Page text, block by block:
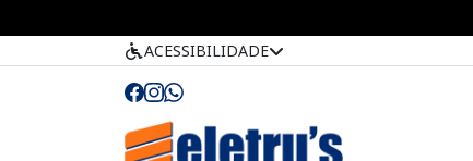
ACESSIBILIDADE